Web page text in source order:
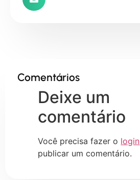
Comentários
Deixe um
comentário
Você precisa fazer o login
publicar um comentário.